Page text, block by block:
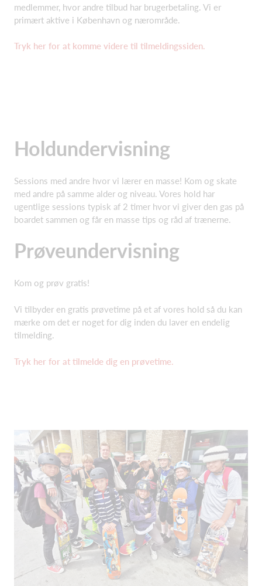
medlemmer, hvor andre tilbud har brugerbetaling. Vi er
primært aktive i København og nærområde.
Tryk her for at komme videre til tilmeldingssiden.
Holdundervisning
Sessions med andre hvor vi lærer en masse! Kom og skate
med andre på samme alder og niveau. Vores hold har
ugentlige sessions typisk af 2 timer hvor vi giver den gas på
boardet sammen og får en masse tips og råd af trænerne.
Prøveundervisning
Kom og prøv gratis!
Vi tilbyder en gratis prøvetime på et af vores hold så du kan
mærke om det er noget for dig inden du laver en endelig
tilmelding.
Tryk her for at tilmelde dig en prøvetime.